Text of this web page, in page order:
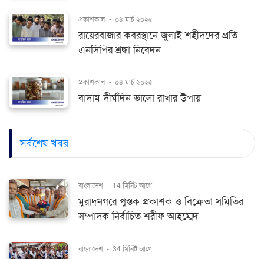
প্রকাশকাল - ০৪ মার্চ ২০২৫
রায়েরবাজার কবরস্থানে জুলাই শহীদদের প্রতি
এনসিপির শ্রদ্ধা নিবেদন
প্রকাশকাল - ০৪ মার্চ ২০২৫
বাদাম দীর্ঘদিন ভালো রাখার উপায়
সর্বশেষ খবর
বাংলাদেশ - 14 মিনিট আগে
মুরাদনগরে পুস্তক প্রকাশক ও বিক্রেতা সমিতির
সম্পাদক নির্বাচিত শরীফ আহম্মেদ
বাংলাদেশ - 34 মিনিট আগে